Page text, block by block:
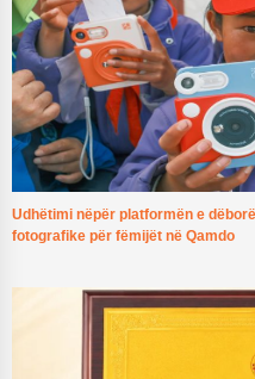
Udhëtimi nëpër platformën e
fotografike për fëmijët në Qamdo